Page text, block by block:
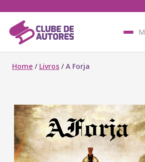
Home / Livros /A Forja